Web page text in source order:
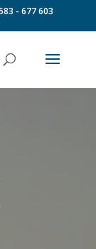
- 677 603